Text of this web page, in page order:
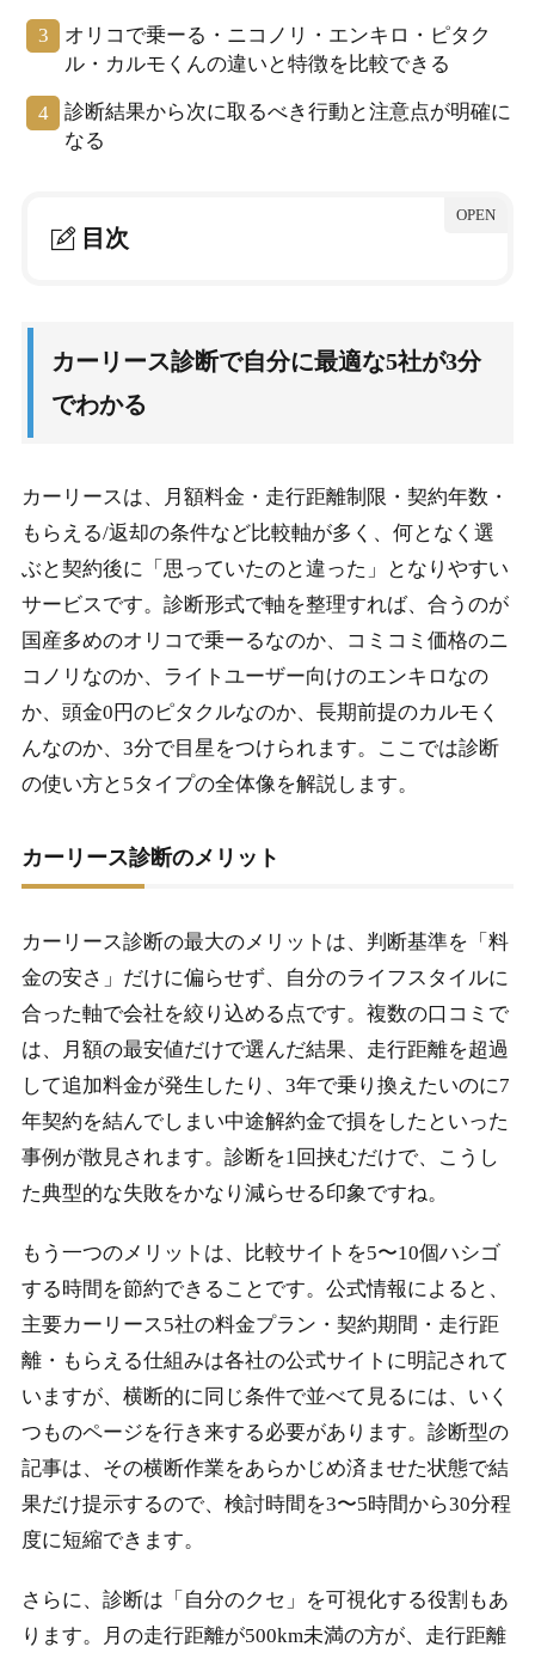
オリコで乗ーる・ニコノリ・エンキロ・ピタク
ル・カルモくんの違いと特徴を比較できる
診断結果から次に取るべき行動と注意点が明確に
なる
目次
1-2. 診断の5つの質問と回答パターン
1-3. 診断結果5タイプの特徴
1-5. 診断結果を活かす次のステップ
2-1. タイプ①国産・輸入広くにおすすめのオリコで乗ー
る
2-2. タイプ②全国対応・コミコミにおすすめのニコノリ
2-5. タイプ⑤もらえるプラン・長期のカルモくん
カーリース診断で自分に最適な5社が3分
でわかる
カーリースは、月額料金・走行距離制限・契約年数・
もらえる/返却の条件など比較軸が多く、何となく選
ぶと契約後に「思っていたのと違った」となりやすい
サービスです。診断形式で軸を整理すれば、合うのが
国産多めのオリコで乗ーるなのか、コミコミ価格のニ
コノリなのか、ライトユーザー向けのエンキロなの
か、頭金0円のピタクルなのか、長期前提のカルモく
んなのか、3分で目星をつけられます。ここでは診断
の使い方と5タイプの全体像を解説します。
カーリース診断のメリット
カーリース診断の最大のメリットは、判断基準を「料
金の安さ」だけに偏らせず、自分のライフスタイルに
合った軸で会社を絞り込める点です。複数の口コミで
は、月額の最安値だけで選んだ結果、走行距離を超過
して追加料金が発生したり、3年で乗り換えたいのに7
年契約を結んでしまい中途解約金で損をしたといった
事例が散見されます。診断を1回挟むだけで、こうし
た典型的な失敗をかなり減らせる印象ですね。
もう一つのメリットは、比較サイトを5〜10個ハシゴ
する時間を節約できることです。公式情報によると、
主要カーリース5社の料金プラン・契約期間・走行距
離・もらえる仕組みは各社の公式サイトに明記されて
いますが、横断的に同じ条件で並べて見るには、いく
つものページを行き来する必要があります。診断型の
記事は、その横断作業をあらかじめ済ませた状態で結
果だけ提示するので、検討時間を3〜5時間から30分程
度に短縮できます。
さらに、診断は「自分のクセ」を可視化する役割もあ
ります。月の走行距離が500km未満の方が、走行距離